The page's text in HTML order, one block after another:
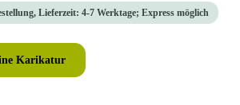
Lieferzeit: 4-7 Werktage; Express möglich
Karikatur